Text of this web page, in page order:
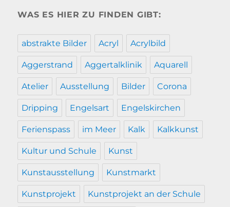
WAS ES HIER ZU FINDEN GIBT:
abstrakte Bilder Acryl Acrylbild
Aggerstrand Aggertalklinik Aquarell
Atelier Ausstellung Bilder Corona
Dripping Engelsart Engelskirchen
Ferienspass im Meer Kalk Kalkkunst
Kultur und Schule Kunst
Kunstausstellung Kunstmarkt
Kunstprojekt Kunstprojekt an der Schule